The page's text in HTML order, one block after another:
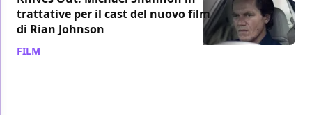
trattative per il cast del nuovo film
di Rian Johnson
FILM